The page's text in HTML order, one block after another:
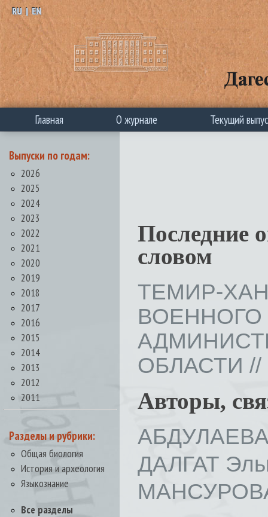
RU | EN
Главная О журнале Текущий
Выпуски по годам:
2026
2025
2024
2023
2022
2021
2020
2019
2018
2017
2016
2015
2014
2013
2012
2011
Разделы и рубрики:
Общая биология
История и археология
Языкознание
Все разделы
Последние
словом
ТЕМИР-
ОБЛАСТИ //
Авторы,
АБДУЛАЕВА
ДАЛГАТ